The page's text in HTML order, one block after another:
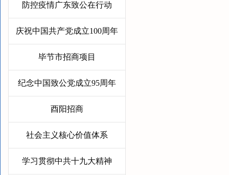
防控疫情广东致公在行动
庆祝中国共产党成立100周年
毕节市招商项目
纪念中国致公党成立95周年
酉阳招商
社会主义核心价值体系
学习贯彻中共十九大精神